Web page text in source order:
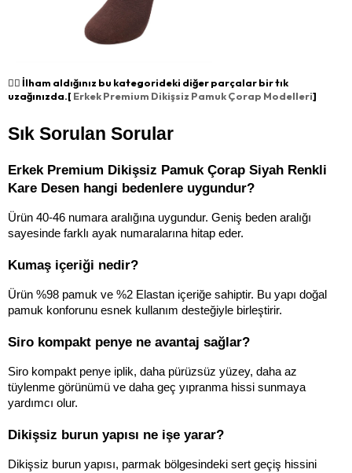
👉🏻 İlham aldığınız bu kategorideki diğer parçalar bir tık
uzağınızda.[ Erkek Premium Dikişsiz Pamuk Çorap Modelleri]
Sık Sorulan Sorular
Erkek Premium Dikişsiz Pamuk Çorap Siyah Renkli
Kare Desen hangi bedenlere uygundur?
Ürün 40-46 numara aralığına uygundur. Geniş beden aralığı
sayesinde farklı ayak numaralarına hitap eder.
Kumaş içeriği nedir?
Ürün %98 pamuk ve %2 Elastan içeriğe sahiptir. Bu yapı doğal
pamuk konforunu esnek kullanım desteğiyle birleştirir.
Siro kompakt penye ne avantaj sağlar?
Siro kompakt penye iplik, daha pürüzsüz yüzey, daha az
tüylenme görünümü ve daha geç yıpranma hissi sunmaya
yardımcı olur.
Dikişsiz burun yapısı ne işe yarar?
Dikişsiz burun yapısı, parmak bölgesindeki sert geçiş hissini